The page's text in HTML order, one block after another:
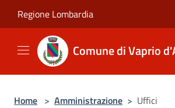
Regione Lombardia
Comune di Vaprio
Home > Amministrazione > Uffici